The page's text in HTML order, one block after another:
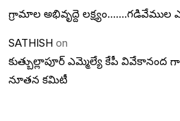
గ్రామాల అభివృద్దె లక్ష్యం…….గడివేముల
SATHISH on
కుత్బుల్లాపూర్ ఎమ్మెల్యే కేపీ వివేకానంద
నూతన కమిటీ